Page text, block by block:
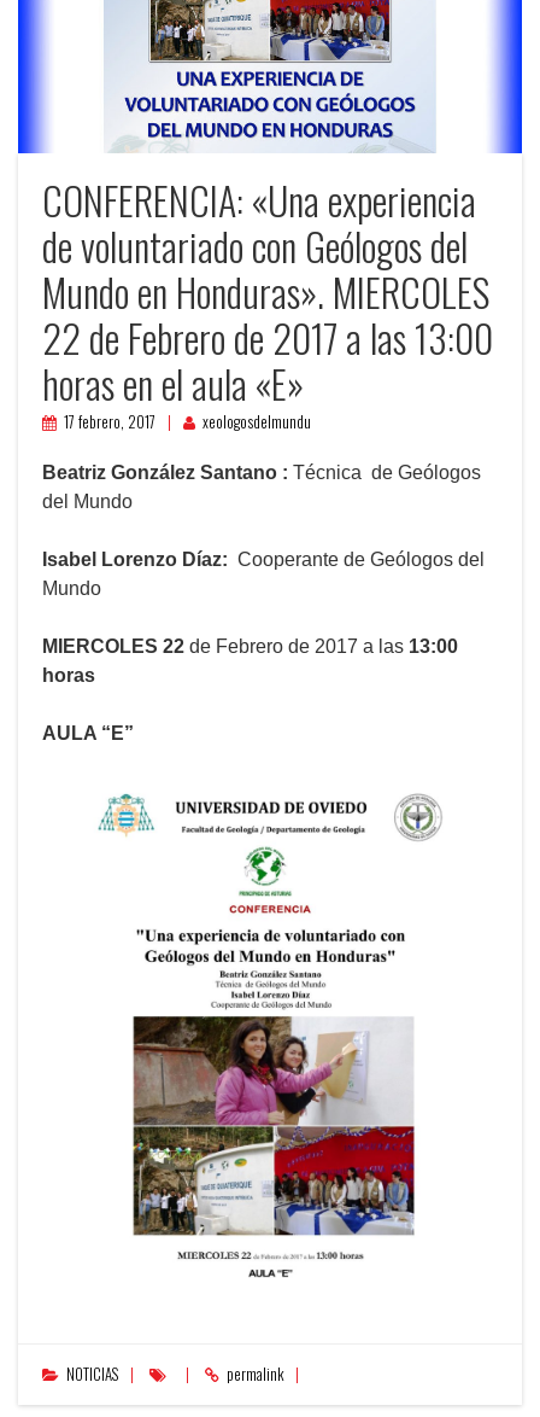
CONFERENCIA: «Una experiencia
de voluntariado con Geólogos del
Mundo en Honduras». MIERCOLES
22 de Febrero de 2017 a las 13:00
horas en el aula «E»
17 febrero, 2017 xeologosdelmundu
Beatriz González Santano : Técnica de Geólogos
del Mundo
Isabel Lorenzo Díaz: Cooperante de Geólogos del
Mundo
MIERCOLES 22 de Febrero de 2017 a las 13:00
horas
AULA “E”
NOTICIAS permalink